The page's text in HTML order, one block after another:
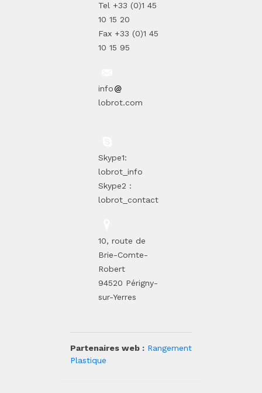
Tel +33 (0)1 45
10 15 20
Fax +33 (0)1 45
10 15 95
info
lobrot.com
Skype1:
lobrot_info
Skype2 :
lobrot_contact
10, route de
Brie-Comte-
Robert
94520 Périgny-
sur-Yerres
Partenaires web : Rangement
Plastique